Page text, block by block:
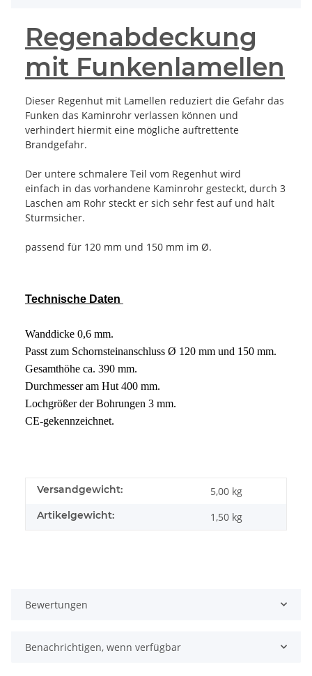
Regenabdeckung
mit Funkenlamellen
Dieser Regenhut mit Lamellen reduziert die Gefahr das
Funken das Kaminrohr verlassen können und
verhindert hiermit eine mögliche auftrettente
Brandgefahr.
Der untere schmalere Teil vom Regenhut wird
einfach in das vorhandene Kaminrohr gesteckt, durch 3
Laschen am Rohr steckt er sich sehr fest auf und hält
Sturmsicher.
passend für 120 mm und 150 mm im Ø.
Technische Daten
Wanddicke 0,6 mm.
Passt zum Schornsteinanschluss Ø 120 mm und 150 mm.
Gesamthöhe ca. 390 mm.
Durchmesser am Hut 400 mm.
Lochgrößer der Bohrungen 3 mm.
CE-gekennzeichnet.
Versandgewicht: 5,00 kg
Artikelgewicht: 1,50 kg
Bewertungen
Benachrichtigen, wenn verfügbar